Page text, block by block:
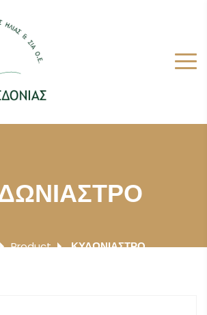
Product ΚΥΔΩΝΙΑΣΤΡΟ